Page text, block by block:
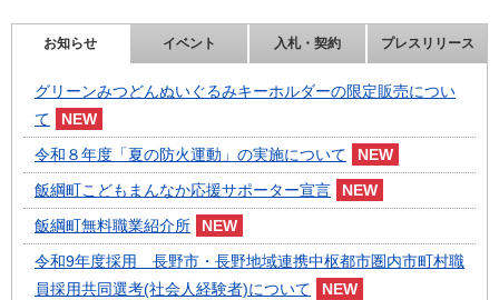
お知らせ イベント 入札・契約 プレスリリース
グリーンみつどんぬいぐるみキーホルダーの限定販売につい
て
令和８年度「夏の防火運動」の実施について
飯綱町こどもまんなか応援サポーター宣言
飯綱町無料職業紹介所
令和9年度採用 長野市・長野地域連携中枢都市圏内市町村職
員採用共同選考(社会人経験者)について